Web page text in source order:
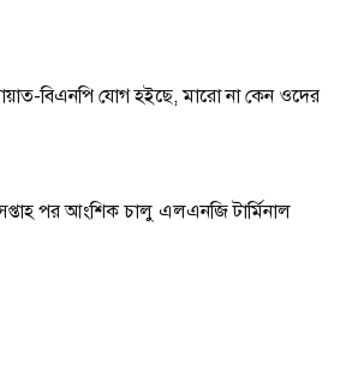
বিএনপি যোগ হইছে, মারো না কেন ওদের
পর আংশিক চালু এলএনজি টার্মিনাল